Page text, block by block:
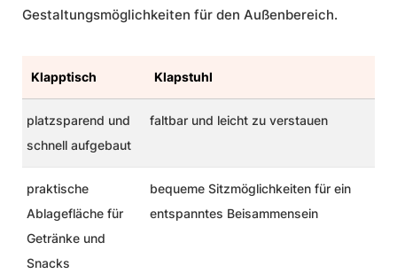
Gestaltungsmöglichkeiten für den Außenbereich.
Klapptisch Klapstuhl
platzsparend und
schnell aufgebaut
faltbar und leicht zu verstauen
praktische
Ablagefläche für
Getränke und
Snacks
bequeme Sitzmöglichkeiten für ein
entspanntes Beisammensein